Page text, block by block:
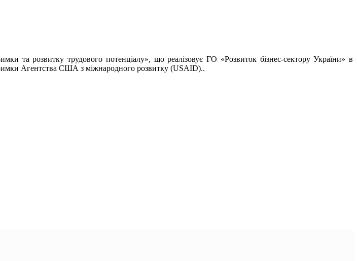
та розвитку трудового потенціалу», що реалізовує ГО «Розвиток бізнес-сектору України» в
Агентства США з міжнародного розвитку (USAID)..